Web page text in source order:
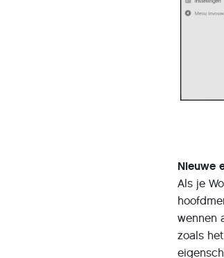
Nieuwe
Als je
wennen
zoals